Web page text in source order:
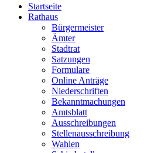
Startseite
Rathaus
Bürgermeister
Ämter
Stadtrat
Satzungen
Formulare
Online Anträge
Niederschriften
Bekanntmachungen
Amtsblatt
Ausschreibungen
Stellenausschreibung
Wahlen